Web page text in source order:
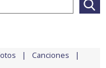
Canciones